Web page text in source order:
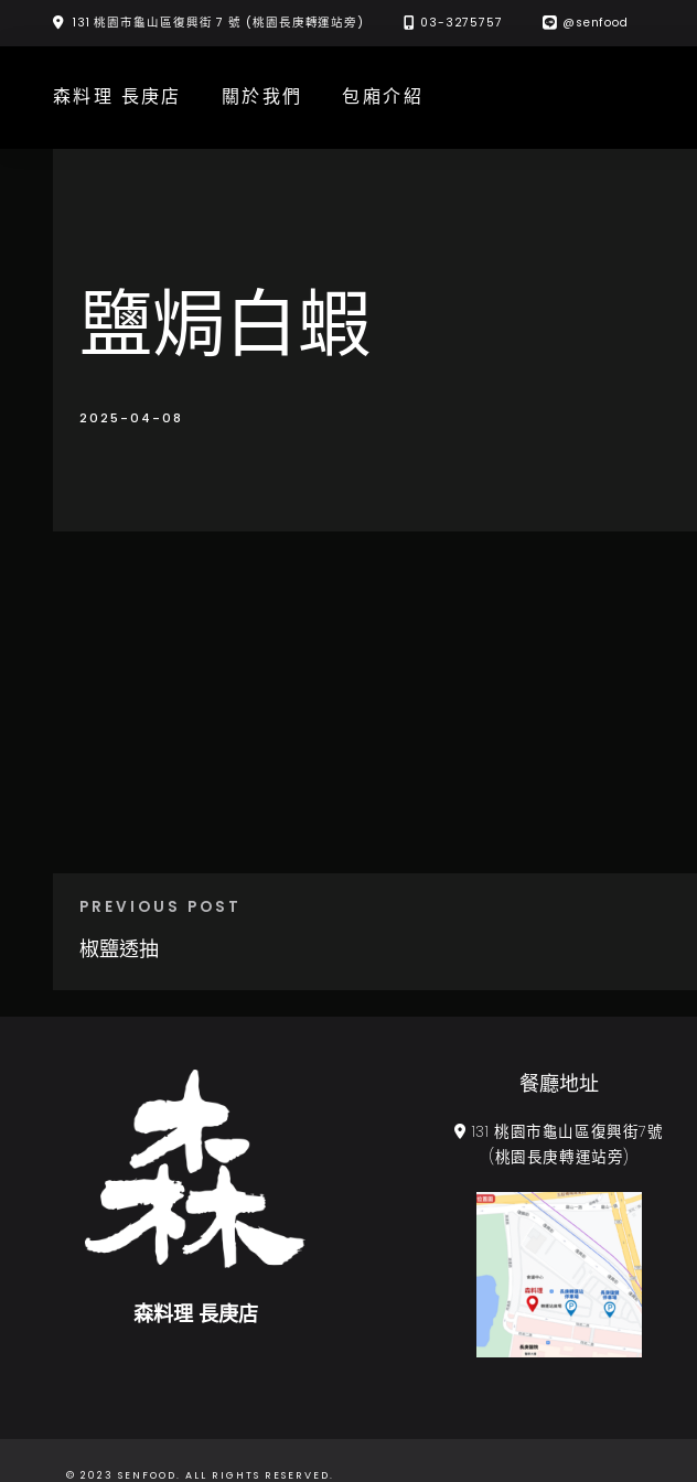
to
131 桃園市龜山區復興街 7 號 (桃園長庚轉運站旁) 03-3275757 @senfood
森料理 長庚店 關於我們 包廂介紹
鹽焗白蝦
2025-04-08
PREVIOUS POST
椒鹽透抽
森料理 長庚店
餐廳地址
131 桃園市龜山區復興街7號
(桃園長庚轉運站旁)
© 2023 SENFOOD. ALL RIGHTS RESERVED.